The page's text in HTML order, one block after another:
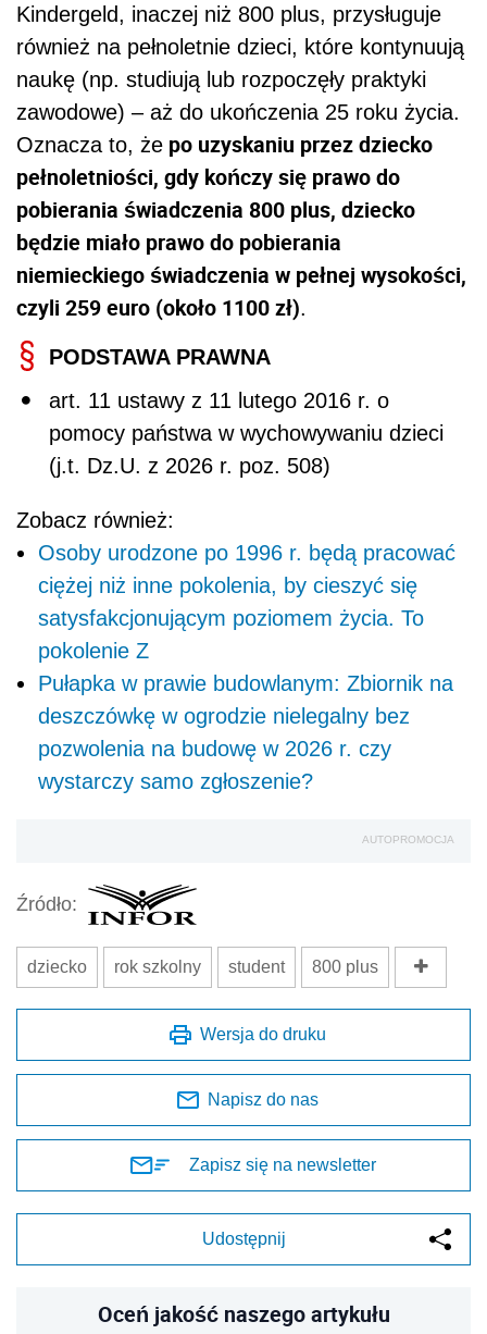
Kindergeld, inaczej niż 800 plus, przysługuje
również na pełnoletnie dzieci, które kontynuują
naukę (np. studiują lub rozpoczęły praktyki
zawodowe) – aż do ukończenia 25 roku życia.
Oznacza to, że po uzyskaniu przez dziecko
pełnoletniości, gdy kończy się prawo do
pobierania świadczenia 800 plus, dziecko
będzie miało prawo do pobierania
niemieckiego świadczenia w pełnej wysokości,
czyli 259 euro (około 1100 zł).
PODSTAWA PRAWNA
art. 11 ustawy z 11 lutego 2016 r. o
pomocy państwa w wychowywaniu dzieci
(j.t. Dz.U. z 2026 r. poz. 508)
Zobacz również:
Osoby urodzone po 1996 r. będą pracować
ciężej niż inne pokolenia, by cieszyć się
satysfakcjonującym poziomem życia. To
pokolenie Z
Pułapka w prawie budowlanym: Zbiornik na
deszczówkę w ogrodzie nielegalny bez
pozwolenia na budowę w 2026 r. czy
wystarczy samo zgłoszenie?
AUTOPROMOCJA
Źródło:
dziecko rok szkolny student 800 plus
Wersja do druku
Napisz do nas
Zapisz się na newsletter
Udostępnij
Oceń jakość naszego artykułu